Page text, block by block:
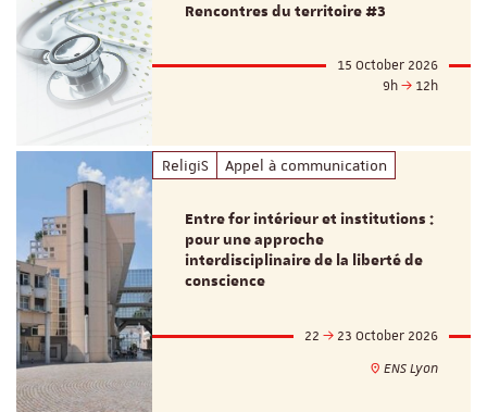
Rencontres du territoire #3
15 October 2026
9h
12h
ReligiS Appel à communication
Entre for intérieur et institutions :
pour une approche
interdisciplinaire de la liberté de
conscience
22
23 October 2026
ENS Lyon